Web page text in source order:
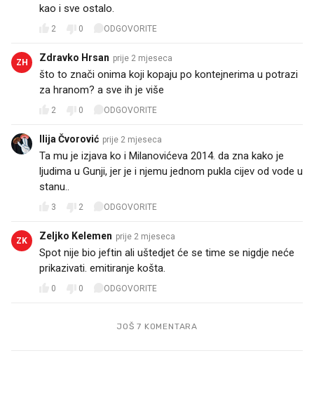
kao i sve ostalo.
2 0 ODGOVORITE
ZH Zdravko Hrsan prije 2 mjeseca
što to znači onima koji kopaju po kontejnerima u potrazi
za hranom? a sve ih je više
2 0 ODGOVORITE
Ilija Čvorović prije 2 mjeseca
Ta mu je izjava ko i Milanovićeva 2014. da zna kako je
ljudima u Gunji, jer je i njemu jednom pukla cijev od vode u
stanu..
3 2 ODGOVORITE
ZK Zeljko Kelemen prije 2 mjeseca
Spot nije bio jeftin ali uštedjet će se time se nigdje neće
prikazivati. emitiranje košta.
0 0 ODGOVORITE
JOŠ 7 KOMENTARA